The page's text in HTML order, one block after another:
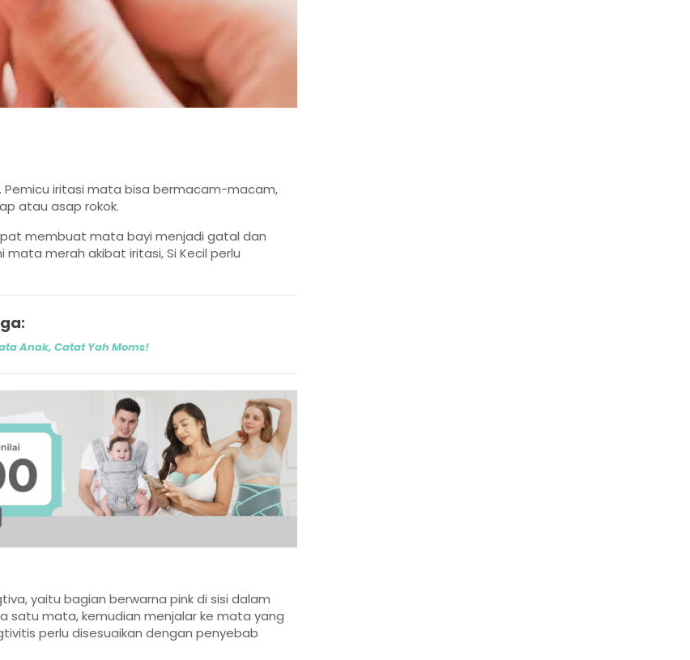
Pemicu iritasi mata bisa bermacam-macam,
atau asap rokok.
membuat mata bayi menjadi gatal dan
merah akibat iritasi, Si Kecil perlu
Anak, Catat Yah Moms!
yaitu bagian berwarna pink di sisi dalam
satu mata, kemudian menjalar ke mata yang
perlu disesuaikan dengan penyebab